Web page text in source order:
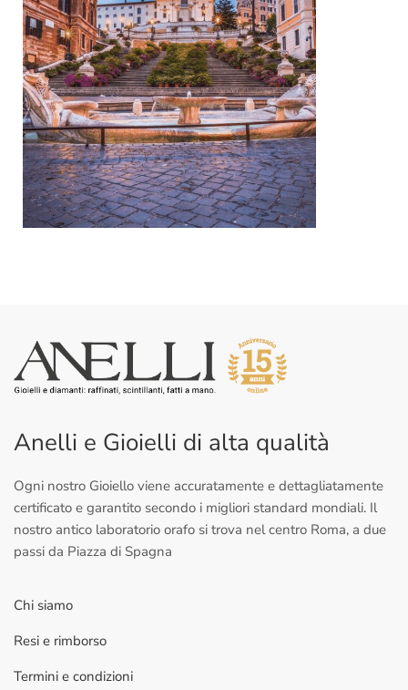
Anelli e Gioielli di alta qualità
Ogni nostro Gioiello viene accuratamente e dettagliatamente
certificato e garantito secondo i migliori standard mondiali. Il
nostro antico laboratorio orafo si trova nel centro Roma, a due
passi da Piazza di Spagna
Chi siamo
Resi e rimborso
Termini e condizioni